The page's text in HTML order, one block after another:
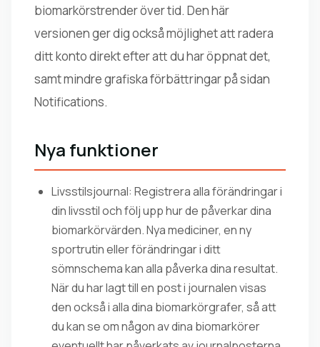
biomarkörstrender över tid. Den här
versionen ger dig också möjlighet att radera
ditt konto direkt efter att du har öppnat det,
samt mindre grafiska förbättringar på sidan
Notifications.
Nya funktioner
Livsstilsjournal: Registrera alla förändringar i
din livsstil och följ upp hur de påverkar dina
biomarkörvärden. Nya mediciner, en ny
sportrutin eller förändringar i ditt
sömnschema kan alla påverka dina resultat.
När du har lagt till en post i journalen visas
den också i alla dina biomarkörgrafer, så att
du kan se om någon av dina biomarkörer